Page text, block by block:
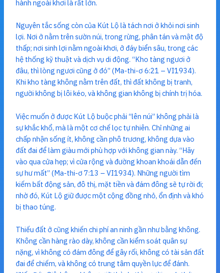
hành ngoài khơi là rất lớn.
Nguyên tắc sống còn của Kút Lộ là tách nơi ở khỏi nơi sinh
lợi. Nơi ở nằm trên sườn núi, trong rừng, phân tán và mật độ
thấp; nơi sinh lợi nằm ngoài khơi, ở đáy biển sâu, trong các
hệ thống kỹ thuật và dịch vụ di động. “Kho tàng ngươi ở
đâu, thì lòng ngươi cũng ở đó” (Ma-thi-ơ 6:21 – VI1934).
Khi kho tàng không nằm trên đất, thì đất không bị tranh,
người không bị lôi kéo, và không gian không bị chính trị hóa.
Việc muốn ở được Kút Lộ buộc phải “lên núi” không phải là
sự khắc khổ, mà là một cơ chế lọc tự nhiên. Chỉ những ai
chấp nhận sống ít, không cần phô trương, không dựa vào
đất đai để làm giàu mới phù hợp với không gian này. “Hãy
vào qua cửa hẹp; vì cửa rộng và đường khoan khoái dẫn đến
sự hư mất” (Ma-thi-ơ 7:13 – VI1934). Những người tìm
kiếm bất động sản, đô thị, mặt tiền và đám đông sẽ tự rời đi;
nhờ đó, Kút Lộ giữ được một cộng đồng nhỏ, ổn định và khó
bị thao túng.
Thiếu đất ở cũng khiến chi phí an ninh gần như bằng không.
Không cần hàng rào dày, không cần kiểm soát quân sự
nặng, vì không có đám đông để gây rối, không có tài sản đất
đai để chiếm, và không có trung tâm quyền lực để đánh.